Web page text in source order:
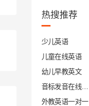
热搜推荐
少儿英语
儿童在线英语
幼儿早教英文
外教英语一对一